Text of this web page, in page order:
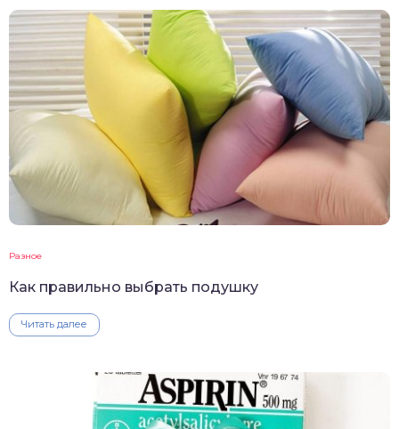
Разное
Как правильно выбрать подушку
Читать далее